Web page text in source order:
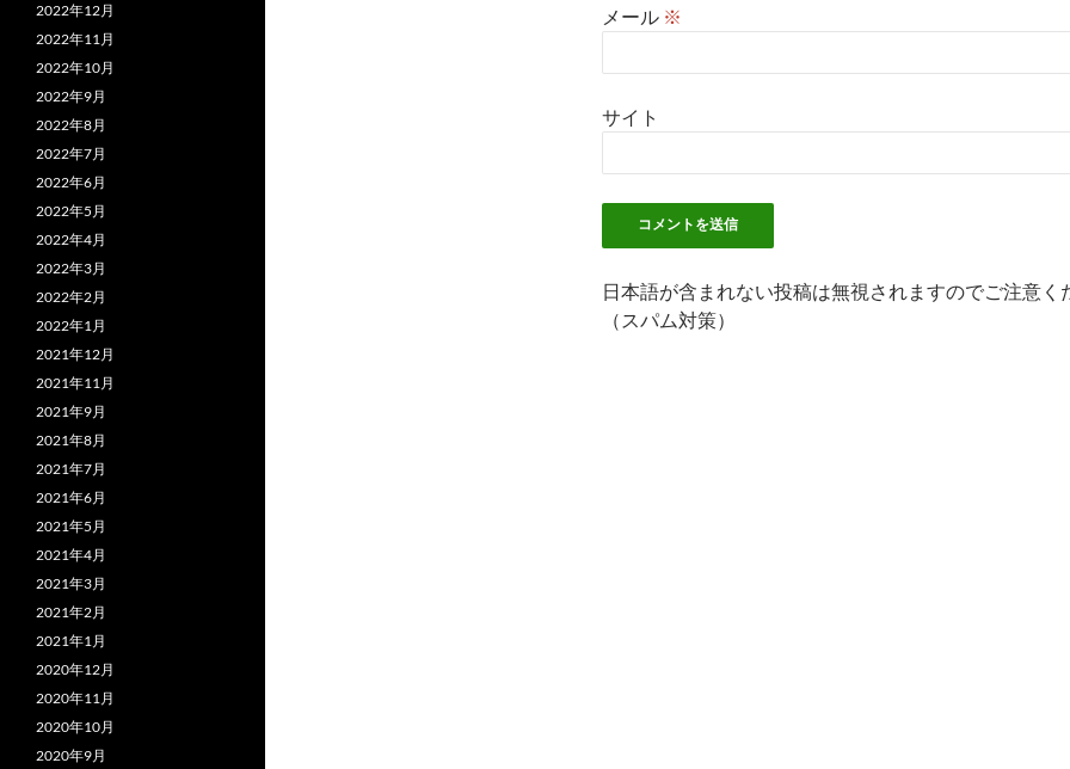
メール ※
サイト
日本語が含まれない投稿は無視されますのでご注意く
（スパム対策）
2022年12月
2022年11月
2022年10月
2022年9月
2022年8月
2022年7月
2022年6月
2022年5月
2022年4月
2022年3月
2022年2月
2022年1月
2021年12月
2021年11月
2021年9月
2021年8月
2021年7月
2021年6月
2021年5月
2021年4月
2021年3月
2021年2月
2021年1月
2020年12月
2020年11月
2020年10月
2020年9月